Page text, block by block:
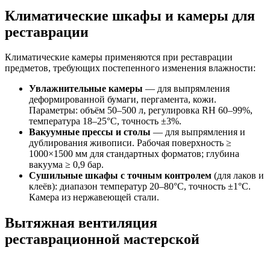
Климатические шкафы и камеры для
реставрации
Климатические камеры применяются при реставрации
предметов, требующих постепенного изменения влажности:
Увлажнительные камеры — для выпрямления
деформированной бумаги, пергамента, кожи.
Параметры: объём 50–500 л, регулировка RH 60–99%,
температура 18–25°С, точность ±3%.
Вакуумные прессы и столы — для выпрямления и
дублирования живописи. Рабочая поверхность ≥
1000×1500 мм для стандартных форматов; глубина
вакуума ≥ 0,9 бар.
Сушильные шкафы с точным контролем (для лаков и
клеёв): диапазон температур 20–80°С, точность ±1°С.
Камера из нержавеющей стали.
Вытяжная вентиляция
реставрационной мастерской